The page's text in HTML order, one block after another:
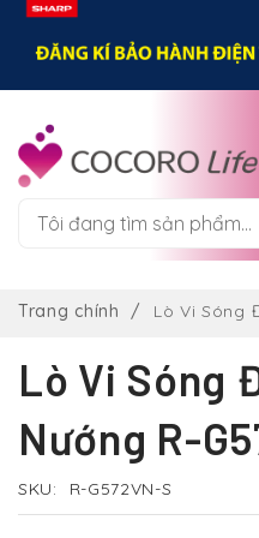
nộiTrang chính Lò Vi Sóng
Lò Vi Sóng
Nướng R-
SKU R-G572VN-S